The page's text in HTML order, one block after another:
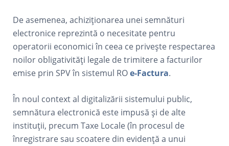
De asemenea, achiziționarea unei semnături
electronice reprezintă o necesitate pentru
operatorii economici în ceea ce privește respectarea
noilor obligativități legale de trimitere a facturilor
emise prin SPV în sistemul ROe-Factura.
În noul context al digitalizării sistemului public,
semnătura electronică este impusă și de alte
instituții, precum Taxe Locale (în procesul de
înregistrare sau scoatere din evidență a unui